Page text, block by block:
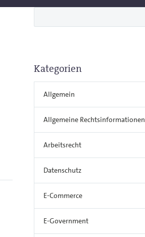
Kategorien
Allgemein
Allgemeine Rechtsinformationen
Arbeitsrecht
Datenschutz
E-Commerce
E-Government